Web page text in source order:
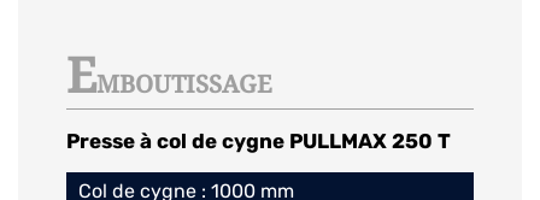
EMBOUTISSAGE
Presse à col de cygne PULLMAX 250 T
Col de cygne : 1000 mm